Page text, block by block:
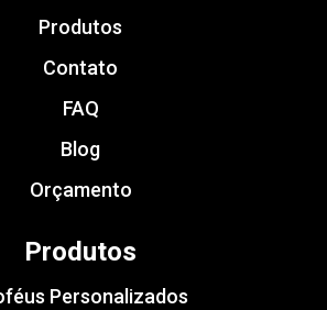
Produtos
Contato
FAQ
Blog
Orçamento
Produtos
Personalizados